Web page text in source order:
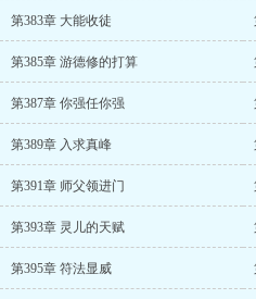
第383章 大能收徒
第385章 游德修的打算
第387章 你强任你强
第389章 入求真峰
第391章 师父领进门
第393章 灵儿的天赋
第395章 符法显威